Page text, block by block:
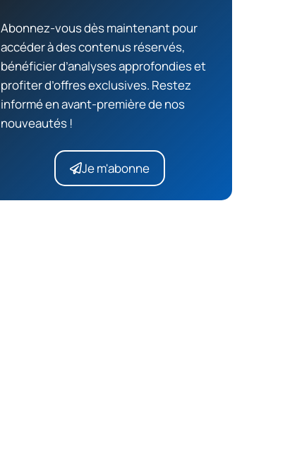
Abonnez-vous dès maintenant pour
accéder à des contenus réservés,
bénéficier d’analyses approfondies et
profiter d’offres exclusives. Restez
informé en avant-première de nos
nouveautés !
Je m'abonne